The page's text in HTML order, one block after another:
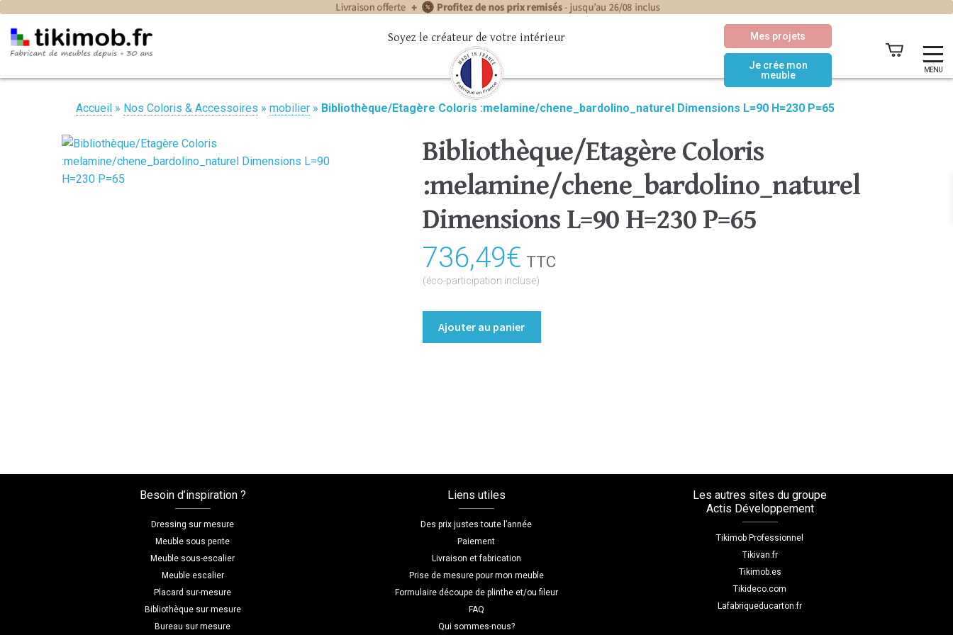
MENU
Mes projets
Je crée mon
meuble
Soyez le créateur de votre intérieur
Accueil » Nos Coloris & Accessoires » mobilier » Bibliothèque/Etagère Coloris :melamine/chene_bardolino_naturel Dimensions L=90 H=230 P=65
Bibliothèque/Etagère Coloris
:melamine/chene_bardolino_naturel
Dimensions L=90 H=230 P=65
736,49€ TTC
(éco-participation incluse)
Ajouter au panier
Besoin d’inspiration ?
Dressing sur mesure
Meuble sous pente
Meuble sous-escalier
Meuble escalier
Placard sur-mesure
Bibliothèque sur mesure
Bureau sur mesure
Liens utiles
Des prix justes toute l’année
Paiement
Livraison et fabrication
Prise de mesure pour mon meuble
Formulaire découpe de plinthe et/ou fileur
FAQ
Qui sommes-nous?
Les autres sites du groupe
Actis Développement
Tikimob Professionnel
Tikivan.fr
Tikimob.es
Tikideco.com
Lafabriqueducarton.fr